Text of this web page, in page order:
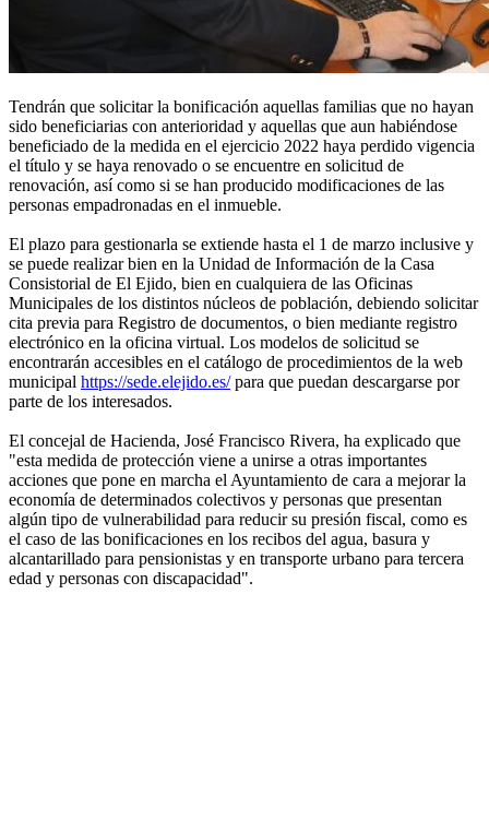
Tendrán que solicitar la bonificación aquellas familias que no hayan
sido beneficiarias con anterioridad y aquellas que aun habiéndose
beneficiado de la medida en el ejercicio 2022 haya perdido vigencia
el título y se haya renovado o se encuentre en solicitud de
renovación, así como si se han producido modificaciones de las
personas empadronadas en el inmueble.
El plazo para gestionarla se extiende hasta el 1 de marzo inclusive y
se puede realizar bien en la Unidad de Información de la Casa
Consistorial de El Ejido, bien en cualquiera de las Oficinas
Municipales de los distintos núcleos de población, debiendo solicitar
cita previa para Registro de documentos, o bien mediante registro
electrónico en la oficina virtual. Los modelos de solicitud se
encontrarán accesibles en el catálogo de procedimientos de la web
municipal https://sede.elejido.es/para que puedan descargarse por
parte de los interesados.
El concejal de Hacienda, José Francisco Rivera, ha explicado que
"esta medida de protección viene a unirse a otras importantes
acciones que pone en marcha el Ayuntamiento de cara a mejorar la
economía de determinados colectivos y personas que presentan
algún tipo de vulnerabilidad para reducir su presión fiscal, como es
el caso de las bonificaciones en los recibos del agua, basura y
alcantarillado para pensionistas y en transporte urbano para tercera
edad y personas con discapacidad".